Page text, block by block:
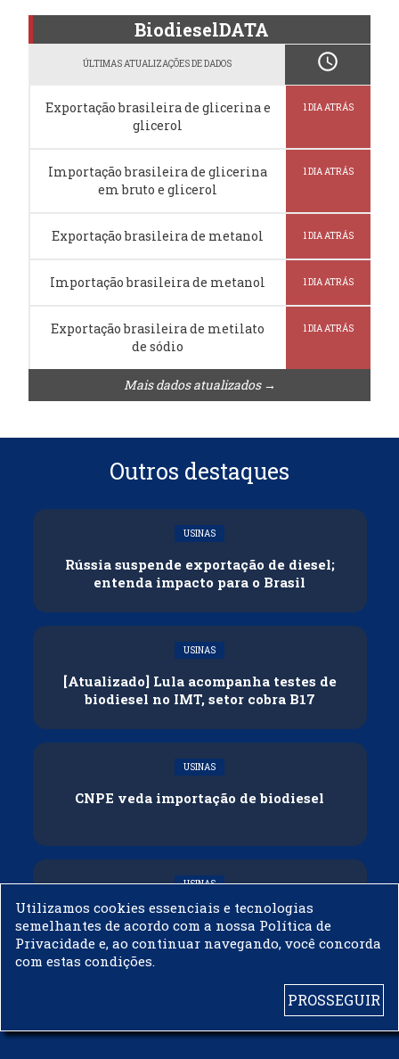
BiodieselDATA
ÚLTIMAS ATUALIZAÇÕES DE DADOS schedule
Exportação brasileira de glicerina e
glicerol
1 DIA ATRÁS
Importação brasileira de glicerina
em bruto e glicerol
1 DIA ATRÁS
Exportação brasileira de metanol 1 DIA ATRÁS
Importação brasileira de metanol 1 DIA ATRÁS
Exportação brasileira de metilato
de sódio
1 DIA ATRÁS
Mais dados atualizados →
Outros destaques
USINAS
Rússia suspende exportação de diesel;
entenda impacto para o Brasil
USINAS
[Atualizado] Lula acompanha testes de
biodiesel no IMT, setor cobra B17
USINAS
CNPE veda importação de biodiesel
USINAS
Acelen Renováveis assina acordo com
Bunge para óleo de soja em projeto na
Bahia
Utilizamos cookies essenciais e tecnologias
semelhantes de acordo com a nossa Política de
Privacidade e, ao continuar navegando, você concorda
com estas condições.
PROSSEGUIR